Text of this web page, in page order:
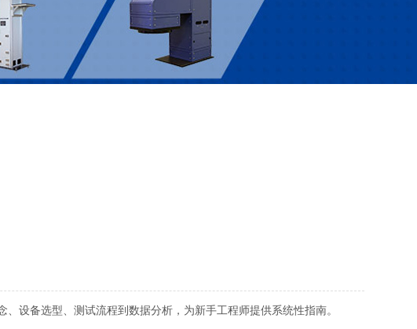
备选型、测试流程到数据分析，为新手工程师提供系统性指南。